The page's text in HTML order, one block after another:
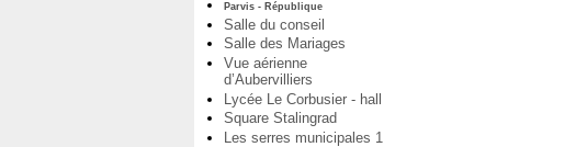
Parvis - République
Salle du conseil
Salle des Mariages
Vue aérienne
d’Aubervilliers
Lycée Le Corbusier - hall
Square Stalingrad
Les serres municipales 1